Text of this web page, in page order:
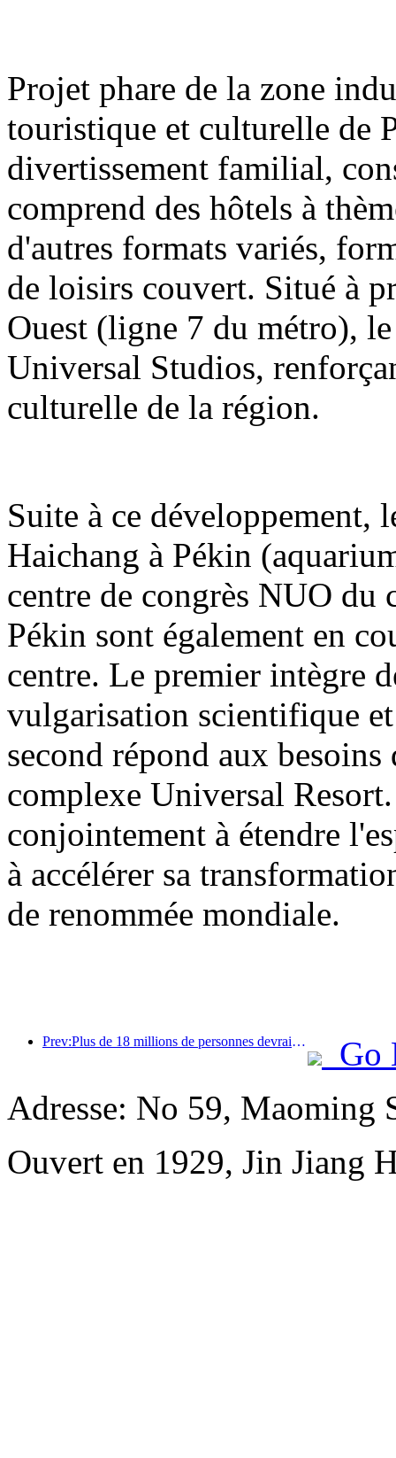
Projet phare de la zone
touristique et culturelle de
divertissement familial,
comprend des hôtels à
d'autres formats variés,
de loisirs couvert. Situé à
Ouest (ligne 7 du métro),
Universal Studios,
culturelle de la région.
Suite à ce développement,
Haichang à Pékin
centre de congrès NUO du
Pékin sont également en
centre. Le premier intègre
vulgarisation scientifique
second répond aux
complexe Universal
conjointement à étendre
à accélérer sa
de renommée mondiale.
Prev:Plus de 18 millions de personnes devraient entrer et sortir du pays pendant les neuf jours de vacances du Nouvel An chinois.
Go
Adresse: No 59, Maoming
Ouvert en 1929, Jin Jiang